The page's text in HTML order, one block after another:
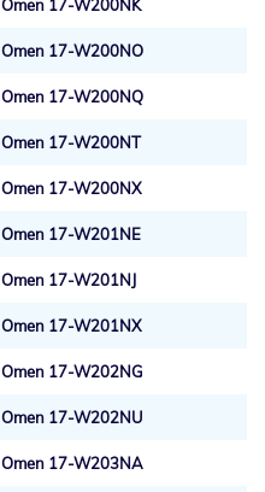
Omen 17-W200NK
Omen 17-W200NO
Omen 17-W200NQ
Omen 17-W200NT
Omen 17-W200NX
Omen 17-W201NE
Omen 17-W201NJ
Omen 17-W201NX
Omen 17-W202NG
Omen 17-W202NU
Omen 17-W203NA